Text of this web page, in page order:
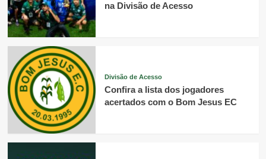
na Divisão de Acesso
Divisão de Acesso
Confira a lista dos jogadores
acertados com o Bom Jesus EC